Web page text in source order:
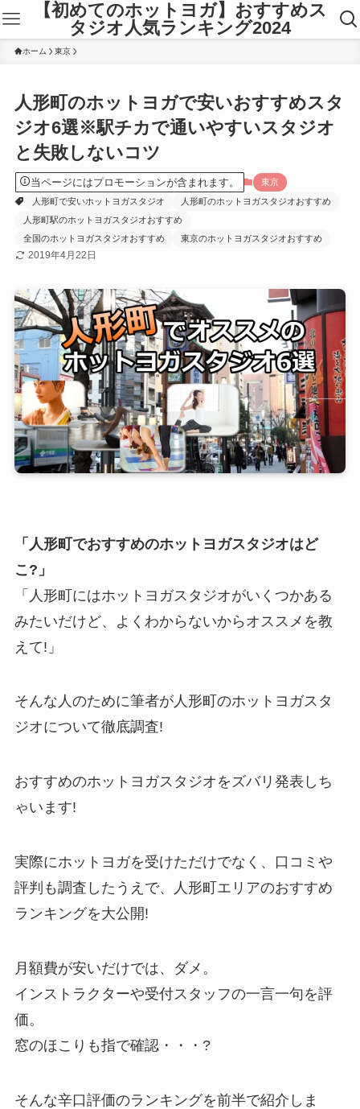
【初めてのホットヨガ】おすすめス
タジオ人気ランキング2024
ホーム 東京
人形町のホットヨガで安いおすすめスタ
ジオ6選※駅チカで通いやすいスタジオ
と失敗しないコツ
当ページにはプロモーションが含まれます。
東京
人形町で安いホットヨガスタジオ
人形町のホットヨガスタジオおすすめ
人形町駅のホットヨガスタジオおすすめ
全国のホットヨガスタジオおすすめ
東京のホットヨガスタジオおすすめ
2019年4月22日
「人形町でおすすめのホットヨガスタジオはど
こ?」
「人形町にはホットヨガスタジオがいくつかある
みたいだけど、よくわからないからオススメを教
えて!」
そんな人のために筆者が人形町のホットヨガスタ
ジオについて徹底調査!
おすすめのホットヨガスタジオをズバリ発表しち
ゃいます!
実際にホットヨガを受けただけでなく、口コミや
評判も調査したうえで、人形町エリアのおすすめ
ランキングを大公開!
月額費が安いだけでは、ダメ。
インストラクターや受付スタッフの一言一句を評
価。
窓のほこりも指で確認・・・?
そんな辛口評価のランキングを前半で紹介しま